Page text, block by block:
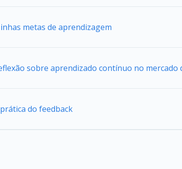
metas de aprendizagem
sobre aprendizado contínuo no mercado
do feedback